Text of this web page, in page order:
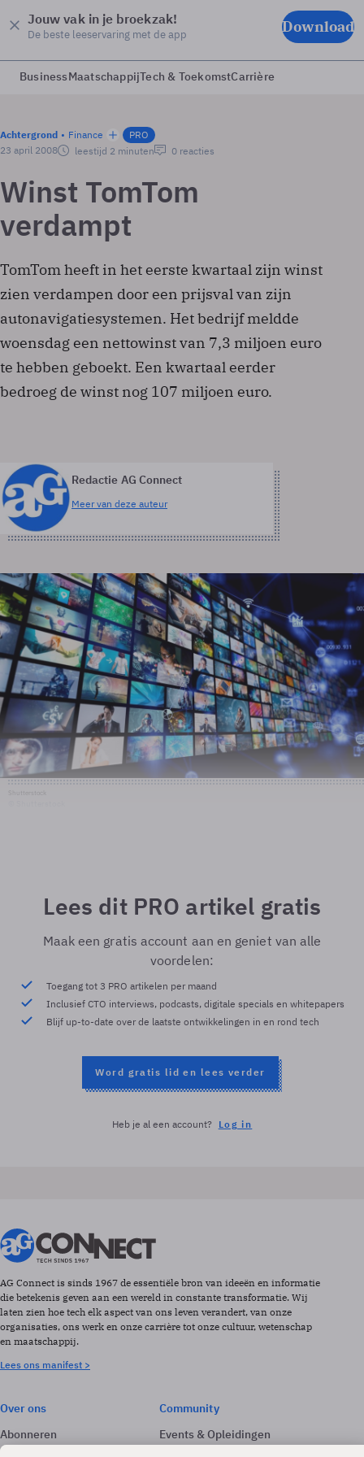
Jouw vak in je broekzak!
De beste leeservaring met de app Download
BusinessMaatschappijTech & ToekomstCarrière
Achtergrond Finance
PRO
23 april 2008
leestijd 2 minuten 0 reacties
Winst TomTom
verdampt
TomTom heeft in het eerste kwartaal zijn winst
zien verdampen door een prijsval van zijn
autonavigatiesystemen. Het bedrijf meldde
woensdag een nettowinst van 7,3 miljoen euro
te hebben geboekt. Een kwartaal eerder
bedroeg de winst nog 107 miljoen euro.
Redactie AG Connect
Meer van deze auteur
Lees dit PRO artikel gratis
Maak een gratis account aan en geniet van alle
voordelen:
Toegang tot 3 PRO artikelen per maand
Inclusief CTO interviews, podcasts, digitale specials en whitepapers
Blijf up-to-date over de laatste ontwikkelingen in en rond tech
Word gratis lid en lees verder
Heb je al een account? Log in
AG Connect is sinds 1967 de essentiële bron van ideeën en informatie
die betekenis geven aan een wereld in constante transformatie. Wij
laten zien hoe tech elk aspect van ons leven verandert, van onze
organisaties, ons werk en onze carrière tot onze cultuur, wetenschap
en maatschappij.
Lees ons manifest >
Over ons
Abonneren
Adverteren
Community
Events & Opleidingen